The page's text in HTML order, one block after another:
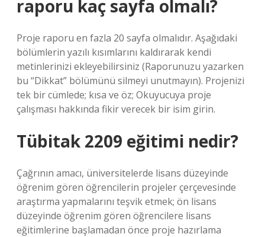
raporu kaç sayfa olmalı?
Proje raporu en fazla 20 sayfa olmalıdır. Aşağıdaki
bölümlerin yazılı kısımlarını kaldırarak kendi
metinlerinizi ekleyebilirsiniz (Raporunuzu yazarken
bu “Dikkat” bölümünü silmeyi unutmayın). Projenizi
tek bir cümlede; kısa ve öz; Okuyucuya proje
çalışması hakkında fikir verecek bir isim girin.
Tübitak 2209 eğitimi nedir?
Çağrının amacı, üniversitelerde lisans düzeyinde
öğrenim gören öğrencilerin projeler çerçevesinde
araştırma yapmalarını teşvik etmek; ön lisans
düzeyinde öğrenim gören öğrencilere lisans
eğitimlerine başlamadan önce proje hazırlama